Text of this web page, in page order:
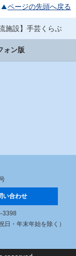
ページの先頭へ戻る
施設】手芸くらぶ
ォン版
い合わせ
3398
日・年末年始を除く）